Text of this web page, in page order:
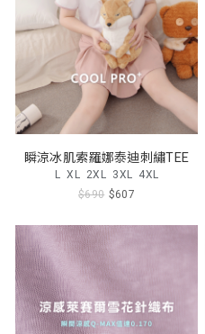
瞬涼冰肌索羅娜泰迪刺繡TEE
L XL 2XL 3XL 4XL
$690 $607